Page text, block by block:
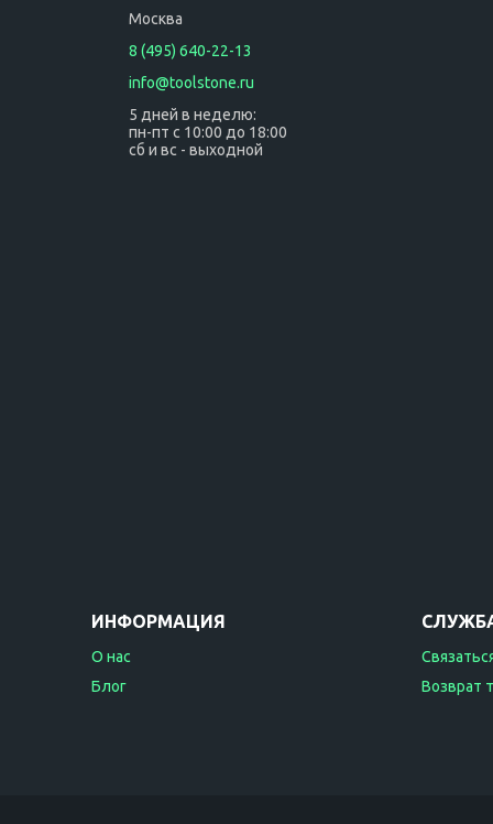
Москва
8 (495) 640-22-13
info@toolstone.ru
5 дней в неделю:
пн-пт с 10:00 до 18:00
сб и вс - выходной
ИНФОРМАЦИЯ
О нас
Блог
Возврат